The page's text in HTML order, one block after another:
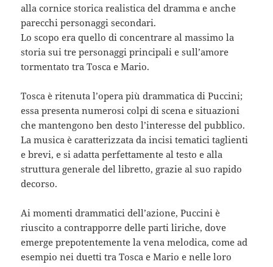
alla cornice storica realistica del dramma e anche
parecchi personaggi secondari.
Lo scopo era quello di concentrare al massimo la
storia sui tre personaggi principali e sull’amore
tormentato tra Tosca e Mario.
Tosca è ritenuta l’opera più drammatica di Puccini;
essa presenta numerosi colpi di scena e situazioni
che mantengono ben desto l’interesse del pubblico.
La musica è caratterizzata da incisi tematici taglienti
e brevi, e si adatta perfettamente al testo e alla
struttura generale del libretto, grazie al suo rapido
decorso.
Ai momenti drammatici dell’azione, Puccini è
riuscito a contrapporre delle parti liriche, dove
emerge prepotentemente la vena melodica, come ad
esempio nei duetti tra Tosca e Mario e nelle loro